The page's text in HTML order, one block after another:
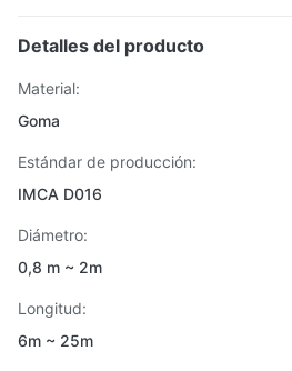
Detalles del producto
Material:
Goma
Estándar de producción:
IMCA D016
Diámetro:
0,8 m ~ 2m
Longitud:
6m ~ 25m